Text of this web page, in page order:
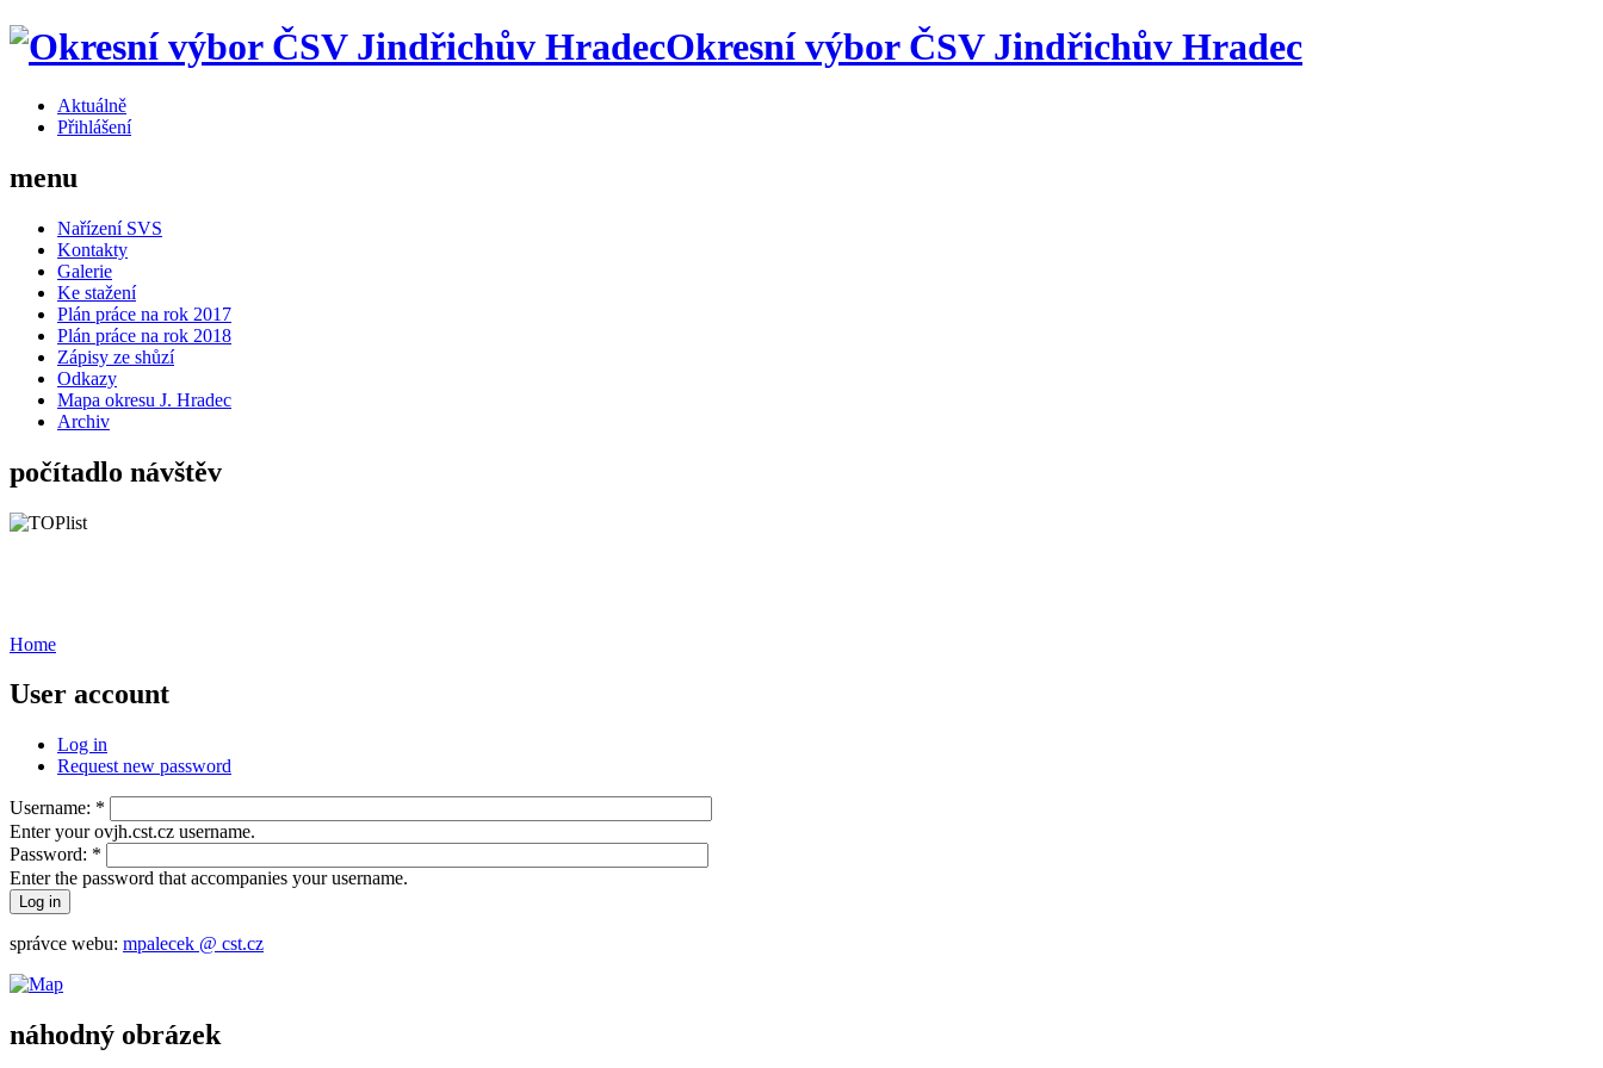
Okresní výbor ČSV Jindřichův Hradec
Aktuálně
Přihlášení
menu
Nařízení SVS
Kontakty
Galerie
Ke stažení
Plán práce na rok 2017
Plán práce na rok 2018
Zápisy ze shůzí
Odkazy
Mapa okresu J. Hradec
Archiv
počítadlo návštěv
Home
User account
Log in
Request new password
Username: *
Enter your ovjh.cst.cz username.
Password: *
Enter the password that accompanies your username.
správce webu: mpalecek @ cst.cz
náhodný obrázek